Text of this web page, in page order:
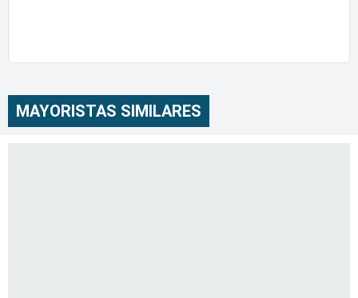
MAYORISTAS SIMILARES